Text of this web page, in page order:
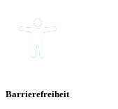
Barrierefreiheit